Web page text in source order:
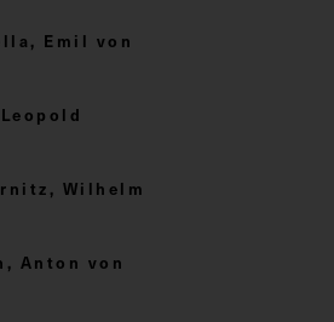
Emil von
Wilhelm
Anton von